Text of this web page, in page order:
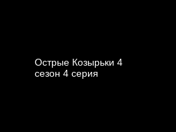
Острые Козырьки 4
cезон 4 cерия